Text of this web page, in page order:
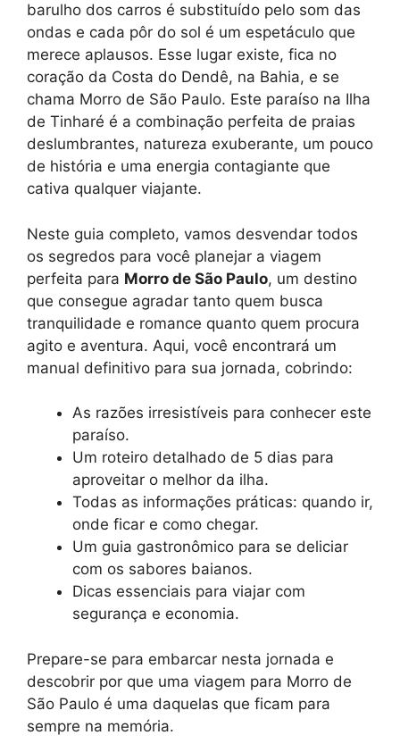
barulho dos carros é substituído pelo som das
ondas e cada pôr do sol é um espetáculo que
merece aplausos. Esse lugar existe, fica no
coração da Costa do Dendê, na Bahia, e se
chama Morro de São Paulo. Este paraíso na Ilha
de Tinharé é a combinação perfeita de praias
deslumbrantes, natureza exuberante, um pouco
de história e uma energia contagiante que
cativa qualquer viajante.
Neste guia completo, vamos desvendar todos
os segredos para você planejar a viagem
perfeita para Morro de São Paulo, um destino
que consegue agradar tanto quem busca
tranquilidade e romance quanto quem procura
agito e aventura. Aqui, você encontrará um
manual definitivo para sua jornada, cobrindo:
As razões irresistíveis para conhecer este
paraíso.
Um roteiro detalhado de 5 dias para
aproveitar o melhor da ilha.
Todas as informações práticas: quando ir,
onde ficar e como chegar.
Um guia gastronômico para se deliciar
com os sabores baianos.
Dicas essenciais para viajar com
segurança e economia.
Prepare-se para embarcar nesta jornada e
descobrir por que uma viagem para Morro de
São Paulo é uma daquelas que ficam para
sempre na memória.